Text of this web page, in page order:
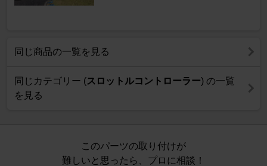
同じ商品の一覧を見る
同じカテゴリー (スロットルコントローラー) の一覧
を見る
このパーツの取り付けが
難しいと思ったら、プロに相談！